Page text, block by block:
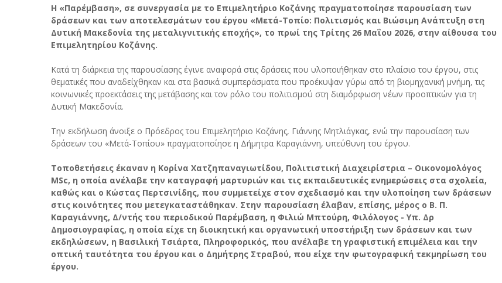
Η «Παρέμβαση», σε συνεργασία με το Επιμελητήριο Κοζάνης πραγματοποίησε παρουσίαση των
δράσεων και των αποτελεσμάτων του έργου «Μετά-Τοπίο: Πολιτισμός και Βιώσιμη Ανάπτυξη στη
Δυτική Μακεδονία της μεταλιγνιτικής εποχής», το πρωί της Τρίτης 26 Μαΐου 2026, στην αίθουσα του
Επιμελητηρίου Κοζάνης.
Κατά τη διάρκεια της παρουσίασης έγινε αναφορά στις δράσεις που υλοποιήθηκαν στο πλαίσιο του έργου, στις
θεματικές που αναδείχθηκαν και στα βασικά συμπεράσματα που προέκυψαν γύρω από τη βιομηχανική μνήμη, τις
κοινωνικές προεκτάσεις της μετάβασης και τον ρόλο του πολιτισμού στη διαμόρφωση νέων προοπτικών για τη
Δυτική Μακεδονία.
Την εκδήλωση άνοιξε ο Πρόεδρος του Επιμελητήριο Κοζάνης, Γιάννης Μητλιάγκας, ενώ την παρουσίαση των
δράσεων του «Μετά-Τοπίου» πραγματοποίησε η Δήμητρα Καραγιάννη, υπεύθυνη του έργου.
Τοποθετήσεις έκαναν η Κορίνα Χατζηπαναγιωτίδου, Πολιτιστική Διαχειρίστρια – Οικονομολόγος
MSc, η οποία ανέλαβε την καταγραφή μαρτυριών και τις εκπαιδευτικές ενημερώσεις στα σχολεία,
καθώς και ο Κώστας Περτσινίδης, που συμμετείχε στον σχεδιασμό και την υλοποίηση των δράσεων
στις κοινότητες που μετεγκαταστάθηκαν. Στην παρουσίαση έλαβαν, επίσης, μέρος ο Β. Π.
Καραγιάννης, Δ/ντής του περιοδικού Παρέμβαση, η Φιλιώ Μπτούρη, Φιλόλογος - Υπ. Δρ
Δημοσιογραφίας, η οποία είχε τη διοικητική και οργανωτική υποστήριξη των δράσεων και των
εκδηλώσεων, η Βασιλική Τσιάρτα, Πληροφορικός, που ανέλαβε τη γραφιστική επιμέλεια και την
οπτική ταυτότητα του έργου και ο Δημήτρης Στραβού, που είχε την φωτογραφική τεκμηρίωση του
έργου.